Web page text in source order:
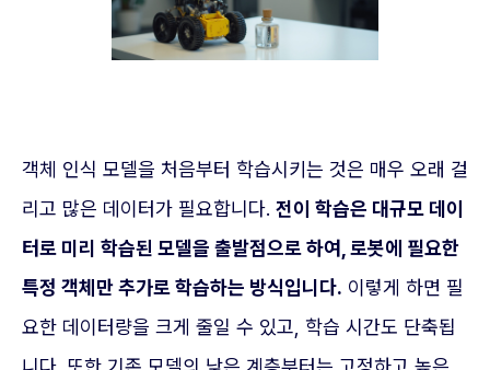
객체 인식 모델을 처음부터 학습시키는 것은 매우 오래 걸
리고 많은 데이터가 필요합니다. 전이 학습은 대규모 데이
터로 미리 학습된 모델을 출발점으로 하여, 로봇에 필요한
특정 객체만 추가로 학습하는 방식입니다. 이렇게 하면 필
요한 데이터량을 크게 줄일 수 있고, 학습 시간도 단축됩